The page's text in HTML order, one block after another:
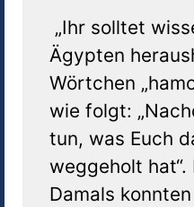
„Ihr solltet
Ägypten
Wörtchen
wie folgt:
tun, was Euch
weggeholt
Damals